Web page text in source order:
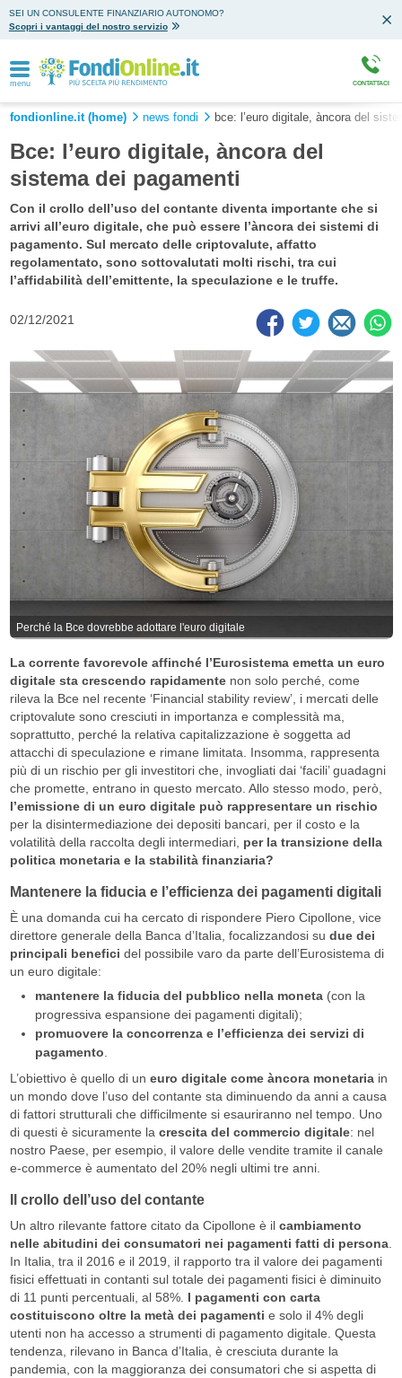
SEI UN CONSULENTE FINANZIARIO AUTONOMO?
Scopri i vantaggi del nostro servizio
menu CONTATTACI
fondionline.it (home) news fondi bce: l’euro digitale, àncora del
Bce: l’euro digitale, àncora del
sistema dei pagamenti
Con il crollo dell’uso del contante diventa importante che si
arrivi all’euro digitale, che può essere l’àncora dei sistemi di
pagamento. Sul mercato delle criptovalute, affatto
regolamentato, sono sottovalutati molti rischi, tra cui
l’affidabilità dell’emittente, la speculazione e le truffe.
02/12/2021
Perché la Bce dovrebbe adottare l'euro digitale
La corrente favorevole affinché l’Eurosistema emetta un euro
digitale sta crescendo rapidamentenon solo perché, come
rileva la Bce nel recente ‘Financial stability review’, i mercati delle
criptovalute sono cresciuti in importanza e complessità ma,
soprattutto, perché la relativa capitalizzazione è soggetta ad
attacchi di speculazione e rimane limitata. Insomma, rappresenta
più di un rischio per gli investitori che, invogliati dai ‘facili’ guadagni
che promette, entrano in questo mercato. Allo stesso modo, però,
l’emissione di un euro digitale può rappresentare un rischio
per la disintermediazione dei depositi bancari, per il costo e la
volatilità della raccolta degli intermediari, per la transizione della
politica monetaria e la stabilità finanziaria?
Mantenere la fiducia e l’efficienza dei pagamenti digitali
È una domanda cui ha cercato di rispondere Piero Cipollone, vice
direttore generale della Banca d’Italia, focalizzandosi su due dei
principali benefici del possibile varo da parte dell’Eurosistema di
un euro digitale:
mantenere la fiducia del pubblico nella moneta(con la
progressiva espansione dei pagamenti digitali);
promuovere la concorrenza e l’efficienza dei servizi di
pagamento.
L’obiettivo è quello di un euro digitale come àncora monetariain
un mondo dove l’uso del contante sta diminuendo da anni a causa
di fattori strutturali che difficilmente si esauriranno nel tempo. Uno
di questi è sicuramente lacrescita del commercio digitale: nel
nostro Paese, per esempio, il valore delle vendite tramite il canale
e-commerce è aumentato del 20% negli ultimi tre anni.
Il crollo dell’uso del contante
Un altro rilevante fattore citato da Cipollone è il cambiamento
nelle abitudini dei consumatori nei pagamenti fatti di persona.
In Italia, tra il 2016 e il 2019, il rapporto tra il valore dei pagamenti
fisici effettuati in contanti sul totale dei pagamenti fisici è diminuito
di 11 punti percentuali, al 58%. I pagamenti con carta
costituiscono oltre la metà dei pagamenti e solo il 4% degli
utenti non ha accesso a strumenti di pagamento digitale. Questa
tendenza, rilevano in Banca d’Italia, è cresciuta durante la
pandemia, con la maggioranza dei consumatori che si aspetta di